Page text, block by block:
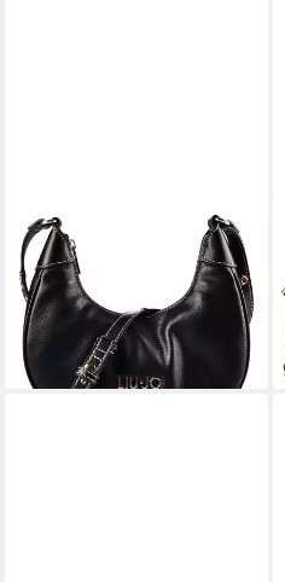
LIU JO
Umhängetasche Evrim, 100 %
Polyurethan
129,00 €
lieferbar - in 2-3 Werktagen bei dir